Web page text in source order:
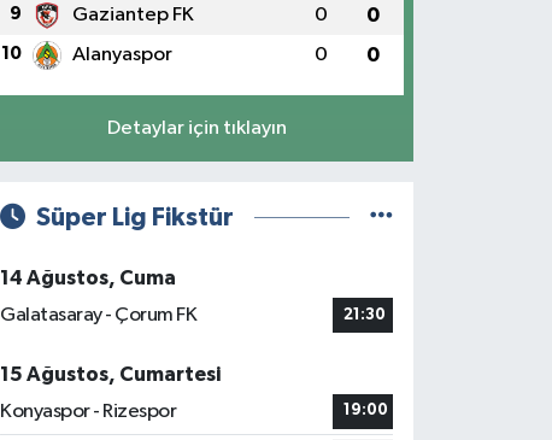
9 Gaziantep FK 0 0
10 Alanyaspor 0 0
Detaylar için tıklayın
Süper Lig Fikstür
14 Ağustos, Cuma
Galatasaray - Çorum FK
21:30
15 Ağustos, Cumartesi
Konyaspor - Rizespor
19:00